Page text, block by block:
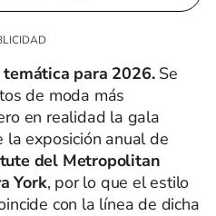
para 2026.Se
de moda más
en realidad la gala
la exposición anual de
del Metropolitan
York, por lo que el estilo
con la línea de dicha